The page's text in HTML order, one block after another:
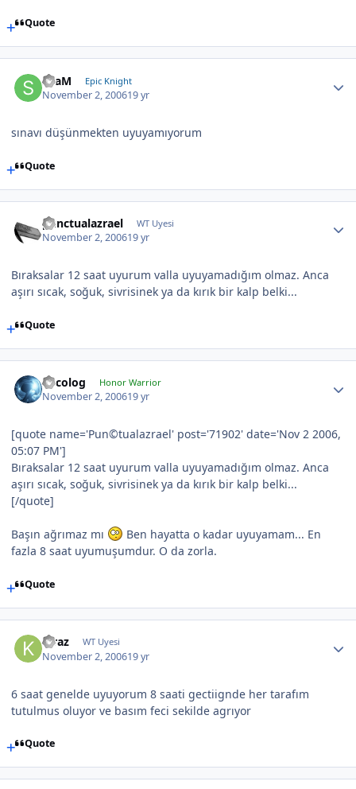
Quote
SLaM Epic Knight
November 2, 200619 yr
sınavı düşünmekten uyuyamıyorum
Quote
punctualazrael WT Uyesi
November 2, 200619 yr
Bıraksalar 12 saat uyurum valla uyuyamadığım olmaz. Anca
aşırı sıcak, soğuk, sivrisinek ya da kırık bir kalp belki...
Quote
Orcolog Honor Warrior
November 2, 200619 yr
[quote name='Pun©tualazrael' post='71902' date='Nov 2 2006,
05:07 PM']
Bıraksalar 12 saat uyurum valla uyuyamadığım olmaz. Anca
aşırı sıcak, soğuk, sivrisinek ya da kırık bir kalp belki...
[/quote]
Başın ağrımaz mı
Ben hayatta o kadar uyuyamam... En
fazla 8 saat uyumuşumdur. O da zorla.
Quote
Kiraz WT Uyesi
November 2, 200619 yr
6 saat genelde uyuyorum 8 saati gectiignde her tarafım
tutulmus oluyor ve basım feci sekilde agrıyor
Quote